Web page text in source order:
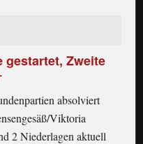
gestartet, Zweite
absolviert
Viktoria
2 Niederlagen aktuell